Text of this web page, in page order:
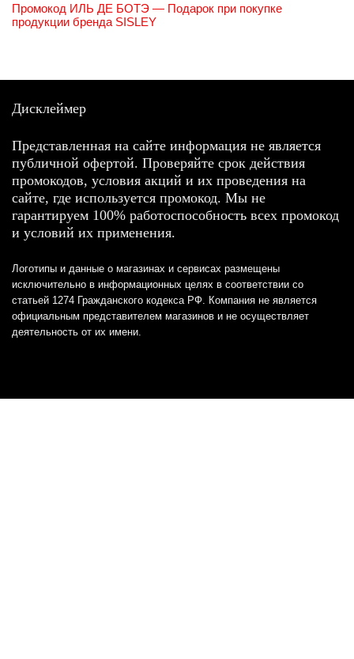
Промокод ИЛЬ ДЕ БОТЭ — Подарок при покупке
продукции бренда SISLEY
Дисклеймер
Представленная на сайте информация не является
публичной офертой. Проверяйте срок действия
промокодов, условия акций и их проведения на
сайте, где используется промокод. Мы не
гарантируем 100% работоспособность всех промокод
и условий их применения.
Логотипы и данные о магазинах и сервисах размещены
исключительно в информационных целях в соответствии со
статьей 1274 Гражданского кодекса РФ. Компания не является
официальным представителем магазинов и не осуществляет
деятельность от их имени.